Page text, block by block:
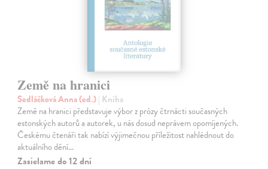
Země na hranici
Sedláčková Anna (ed.)| Kniha
Země na hranici představuje výbor z prózy čtrnácti současných
estonských autorů a autorek, u nás dosud neprávem opomíjených.
Českému čtenáři tak nabízí výjimečnou příležitost nahlédnout do
aktuálního dění…
Zasielame do 12 dní